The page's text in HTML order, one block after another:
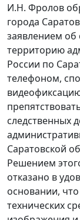
И.Н. Фролов
города
заявлением об
территорию
России по
телефоном,
следственных
Саратовской
Решением
отказано в
основании,
технических